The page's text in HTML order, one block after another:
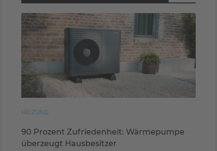
HEIZUNG
90 Prozent Zufriedenheit: Wärmepumpe
überzeugt Hausbesitzer